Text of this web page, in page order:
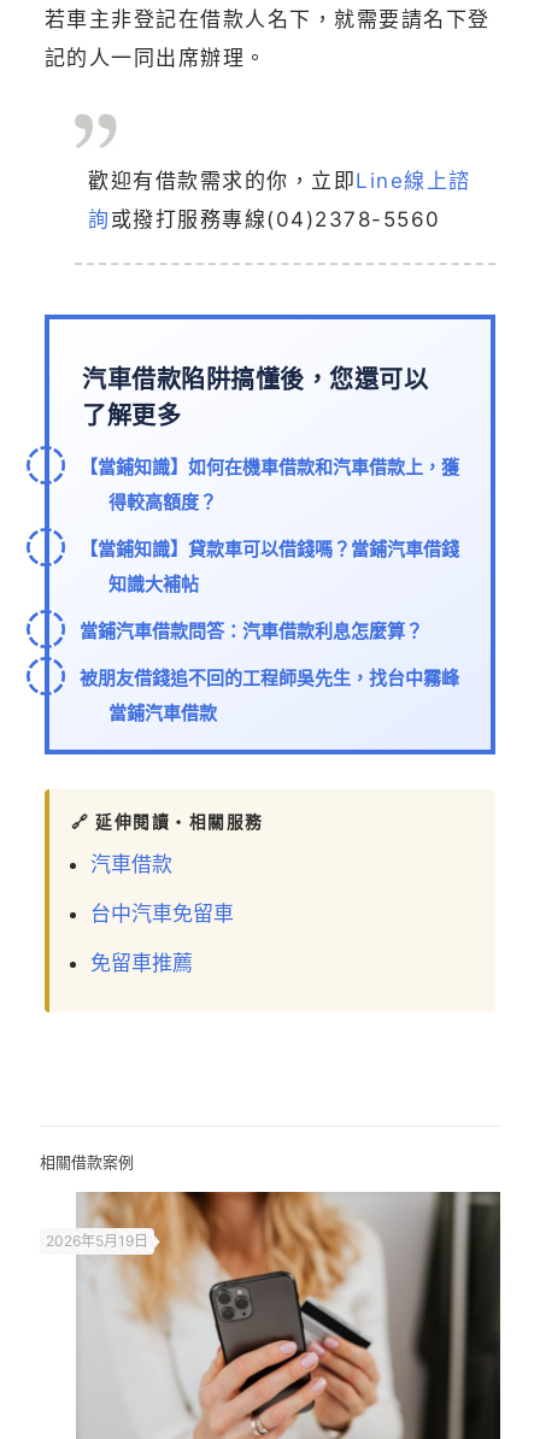
若車主非登記在借款人名下，就需要請名下登
記的人一同出席辦理。
歡迎有借款需求的你，立即Line線上諮
詢 或撥打服務專線(04)2378-5560
汽車借款陷阱搞懂後，您還可以
了解更多
【當鋪知識】如何在機車借款和汽車借款上，獲
得較高額度？
【當鋪知識】貸款車可以借錢嗎？當鋪汽車借錢
知識大補帖
當鋪汽車借款問答：汽車借款利息怎麼算？
被朋友借錢追不回的工程師吳先生，找台中霧峰
當鋪汽車借款
🔗 延伸閱讀・相關服務
汽車借款
台中汽車免留車
免留車推薦
相關借款案例
2026年5月19日